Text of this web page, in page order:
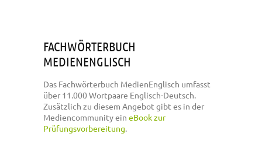
FACHWÖRTERBUCH
MEDIENENGLISCH
Das Fachwörterbuch MedienEnglisch umfasst
über 11.000 Wortpaare Englisch-Deutsch.
Zusätzlich zu diesem Angebot gibt es in der
Mediencommunity ein eBook zur
Prüfungsvorbereitung.